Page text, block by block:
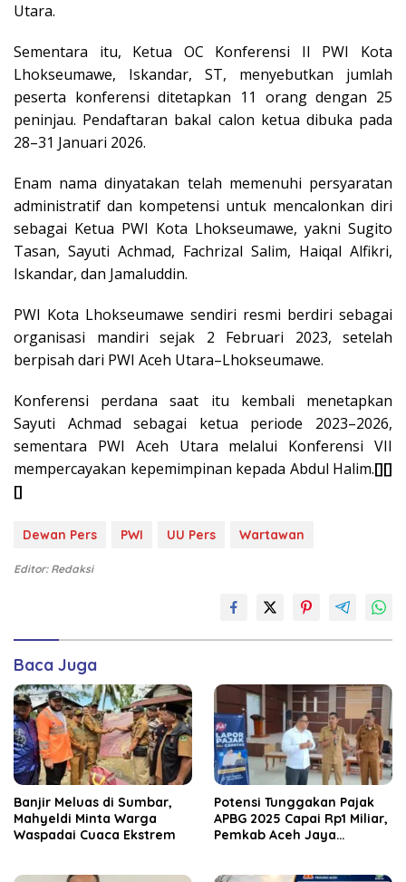
Utara.
Sementara itu, Ketua OC Konferensi II PWI Kota
Lhokseumawe, Iskandar, ST, menyebutkan jumlah
peserta konferensi ditetapkan 11 orang dengan 25
peninjau. Pendaftaran bakal calon ketua dibuka pada
28–31 Januari 2026.
‎Enam nama dinyatakan telah memenuhi persyaratan
administratif dan kompetensi untuk mencalonkan diri
sebagai Ketua PWI Kota Lhokseumawe, yakni Sugito
Tasan, Sayuti Achmad, Fachrizal Salim, Haiqal Alfikri,
Iskandar, dan Jamaluddin.
‎PWI Kota Lhokseumawe sendiri resmi berdiri sebagai
organisasi mandiri sejak 2 Februari 2023, setelah
berpisah dari PWI Aceh Utara–Lhokseumawe.
‎Konferensi perdana saat itu kembali menetapkan
Sayuti Achmad sebagai ketua periode 2023–2026,
sementara PWI Aceh Utara melalui Konferensi VII
mempercayakan kepemimpinan kepada Abdul Halim.[][]
[]
Dewan Pers PWI UU Pers Wartawan
Editor: Redaksi
Baca Juga
Banjir Meluas di Sumbar,
Mahyeldi Minta Warga
Waspadai Cuaca Ekstrem
Potensi Tunggakan Pajak
APBG 2025 Capai Rp1 Miliar,
Pemkab Aceh Jaya